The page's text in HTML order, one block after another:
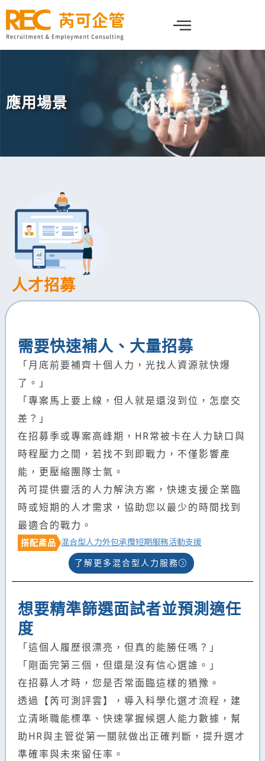
主
要
應用場景
人才招募
需要快速補人、大量招募
「月底前要補齊十個人力，光找人資源就快爆
了。」
「專案馬上要上線，但人就是還沒到位，怎麼交
差？」
在招募季或專案高峰期，HR常被卡在人力缺口與
時程壓力之間，若找不到即戰力，不僅影響產
能，更壓縮團隊士氣。
芮可提供靈活的人力解決方案，快速支援企業臨
時或短期的人才需求，協助您以最少的時間找到
最適合的戰力。
搭配產品 混合型人力外包承攬短期服務活動支援
了解更多混合型人力服務
想要精準篩選面試者並預測適任
度
「這個人履歷很漂亮，但真的能勝任嗎？」
「剛面完第三個，但還是沒有信心選誰。」
在招募人才時，您是否常面臨這樣的猶豫。
透過【芮可測評雲】，導入科學化選才流程，建
立清晰職能標準、快速掌握候選人能力數據，幫
助HR與主管從第一關就做出正確判斷，提升選才
準確率與未來留任率。